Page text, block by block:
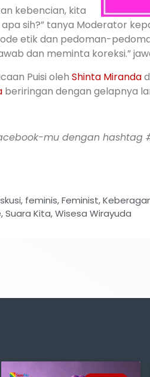
kebencian, kita
sih?” tanya Moderator
etik dan pedoman-
dan meminta koreksi.”
Puisi oleh Shinta Miranda
beriringan dengan gelapnya
mu dengan hashtag
, feminis,Feminist,
,Suara Kita,Wisesa Wirayuda